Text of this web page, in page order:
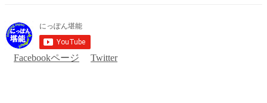
Facebookページ Twitter